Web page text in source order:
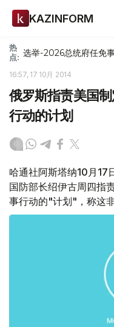
KAZINFORM
热
点: 选举-2026总统府任免
16:57, 17 10月 2014
俄罗斯指责美国
行动的计划
哈通社阿斯塔纳10月17
国防部长绍伊古周四指
事行动的"计划"，称这